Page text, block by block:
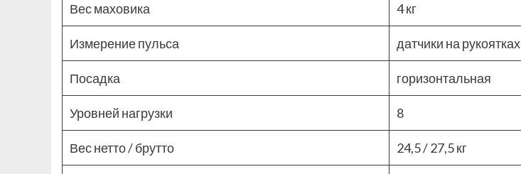
Вес маховика 4 кг
Измерение пульса датчики на рукоятках
Посадка горизонтальная
Уровней нагрузки 8
Вес нетто / брутто 24,5 / 27,5 кг